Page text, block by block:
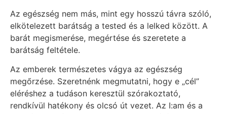
Az egészség nem más, mint egy hosszú távra szóló,
elkötelezett barátság a tested és a lelked között. A
barát megismerése, megértése és szeretete a
barátság feltétele.
Az emberek természetes vágya az egészség
megőrzése. Szeretnénk megmutatni, hogy e „cél”
eléréshez a tudáson keresztül szórakoztató,
rendkívül hatékony és olcsó út vezet. Az I:am és a